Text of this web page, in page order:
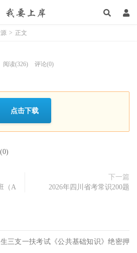
> 正文
阅读(326) 评论(0)
点击下载
(0)
（A
下一篇
2026年四川省考常识200题
三支一扶考试《公共基础知识》绝密押